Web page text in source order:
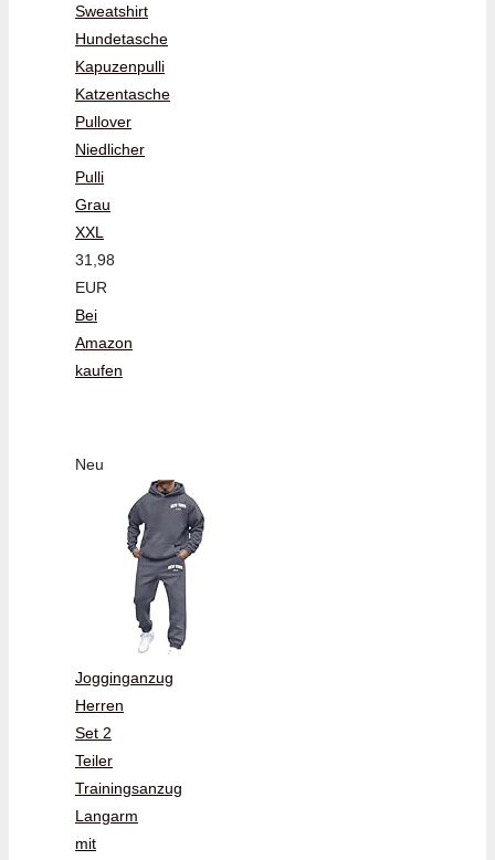
Sweatshirt
Hundetasche
Kapuzenpulli
Katzentasche
Pullover
Niedlicher
Pulli
Grau
XXL
31,98
EUR
Bei
Amazon
kaufen
Neu
Jogginganzug
Herren
Set 2
Teiler
Trainingsanzug
Langarm
mit